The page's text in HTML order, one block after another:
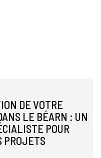
DE VOTRE
LE BÉARN : UN
POUR
PROJETS